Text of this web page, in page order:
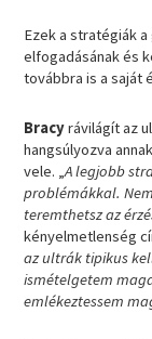
Ezek a stratégiák
elfogadásának és
továbbra is a saját
Bracyrávilágít az
hangsúlyozva
vele. „A legjobb
problémákkal.
teremthetsz az
kényelmetlenség
az ultrák tipikus
ismételgetem
emlékeztessem